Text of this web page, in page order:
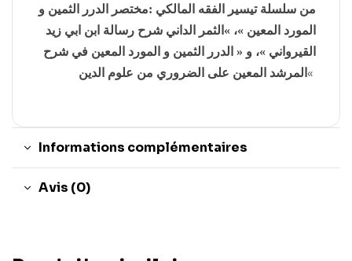
من سلسلة تيسير الفقه المالكي :مختصر الدرر الثمين و
المورد المعين »، »الثمر الداني شرح رسالة ابن ابي زيد
القيرواني »، و « الدرر الثمين و المورد المعين في شرح
المرشد المعين على الضروري من علوم الدين «
Informations complémentaires
Avis (0)